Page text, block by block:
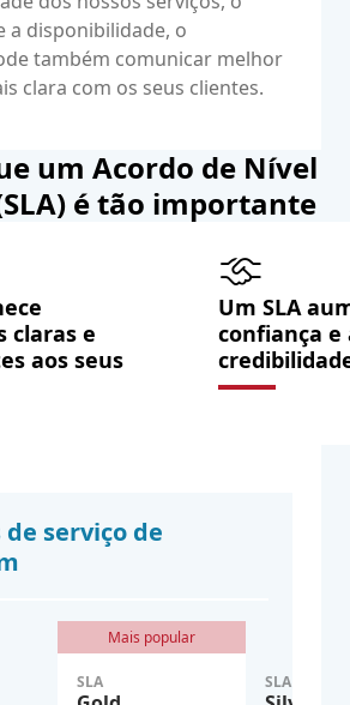
a disponibilidade, o
também comunicar melhor
clara com os seus clientes.
um Acordo de Nível
é tão importante
claras e
aos seus
Um SLA
confiança e
de serviço de
SLA
Mais popular
SLA